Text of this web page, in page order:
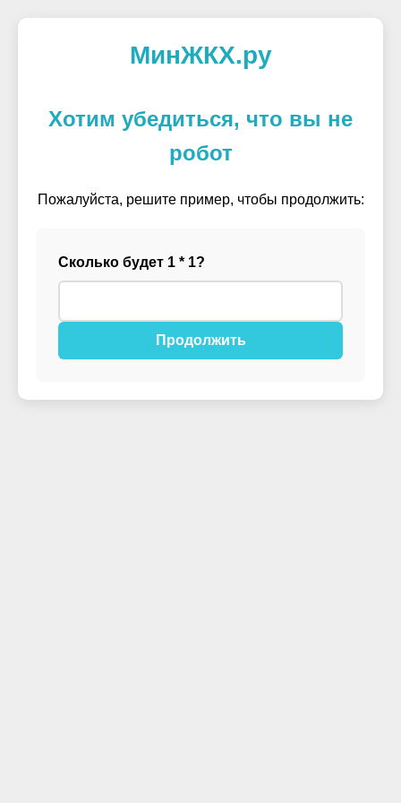
МинЖКХ.ру
Хотим убедиться, что вы не
робот
Пожалуйста, решите пример, чтобы продолжить:
Сколько будет 1 * 1?
Продолжить